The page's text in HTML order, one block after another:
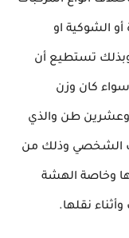
أو الشوكية او
وبذلك تستطيع أن
سواء كان وزن
وعشرين طن والذي
الشخصي وذلك من
وخاصة الهشة
نقلها.